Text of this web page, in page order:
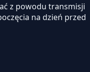
z powodu transmisji
na dzień przed